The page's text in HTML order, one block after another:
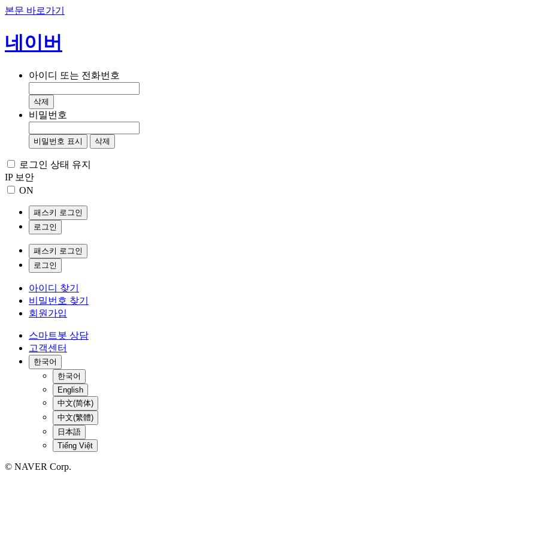
본문 바로가기
네이버
아이디 또는 전화번호
삭제
비밀번호
비밀번호 표시 삭제
로그인 상태 유지
IP 보안
ON
패스키 로그인
로그인
패스키 로그인
로그인
아이디 찾기
비밀번호 찾기
회원가입
스마트봇 상담
고객센터
한국어
한국어
English
中文(简体)
中文(繁體)
日本語
Tiếng Việt
© NAVER Corp.